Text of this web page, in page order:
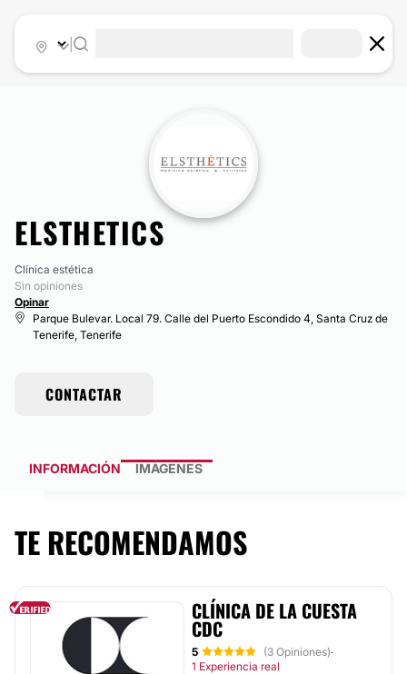
ELSTHETICS
Clínica estética
Sin opiniones
Opinar
Parque Bulevar. Local 79. Calle del Puerto Escondido 4, Santa Cruz de
Tenerife, Tenerife
CONTACTAR
INFORMACIÓN IMÁGENES
TE RECOMENDAMOS
CLÍNICA DE LA CUESTA
CDC
5 (3 Opiniones)·
1 Experiencia real